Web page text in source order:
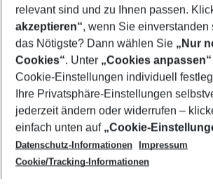
Footer
Footer navigation
Über uns
AGB
Cookie-Einstellungen ändern
Cookie-Richtlinie
Datenschutz
Service & Hilfe
Barrierefreies Reisen
Check-in
Folgen Sie uns
relevant sind und zu Ihnen passen.
akzeptieren“, wenn Sie einverstanden
das Nötigste? Dann wählen Sie „Nur
Cookies“. Unter „Cookies anpassen“
Cookie-Einstellungen individuell
Ihre Privatsphäre-Einstellungen
jederzeit ändern oder widerrufen –
einfach unten auf „Cookie-
Datenschutz-Informationen
Impressum
Cookie/Tracking-Informationen